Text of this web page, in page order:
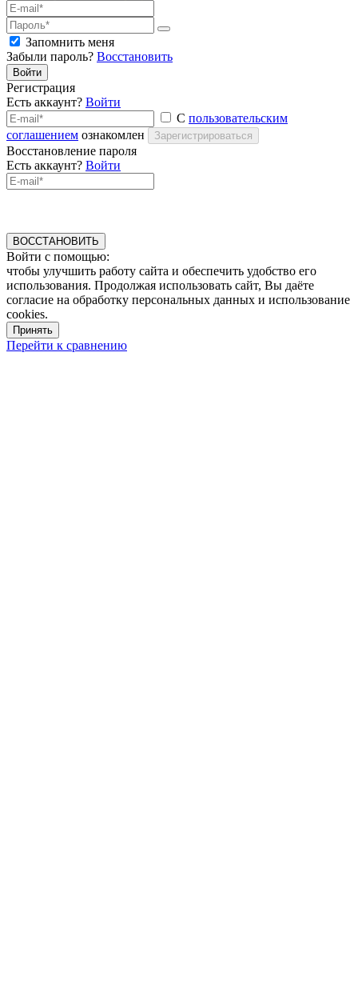
Запомнить меня
Забыли пароль? Восстановить
Войти
Регистрация
Есть аккаунт? Войти
С пользовательским
соглашением ознакомлен Зарегистрироваться
Восстановление пароля
Есть аккаунт? Войти
ВОССТАНОВИТЬ
Войти с помощью:
чтобы улучшить работу сайта и обеспечить удобство его
использования. Продолжая использовать сайт, Вы даёте
согласие на обработку персональных данных и использование
cookies.
Принять
Перейти к сравнению